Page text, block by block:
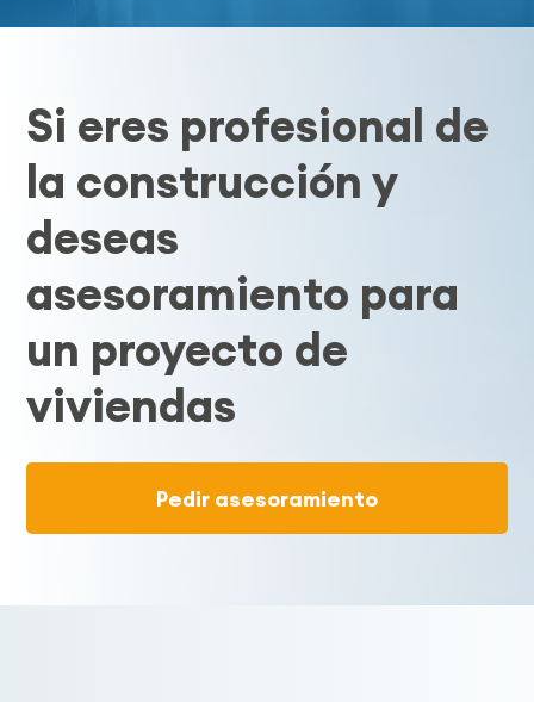
Si eres profesional de
la construcción y
deseas
asesoramiento para
un proyecto de
viviendas
Pedir asesoramiento